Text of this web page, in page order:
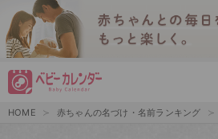
HOME 赤ちゃんの名づけ・名前ランキング